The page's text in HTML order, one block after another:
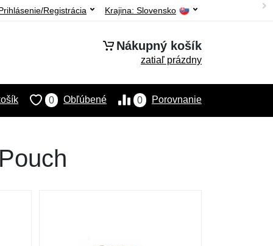
Krajina: Slovensko
Registrácia
Nákupný košík
zatiaľ prázdny
0 Porovnanie
0 Obľúbené